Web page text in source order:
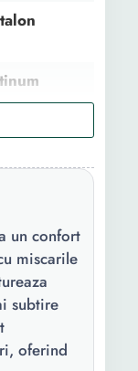
Cu
elastica
si
de
calca
un confort
miscarile
subtire
oferind